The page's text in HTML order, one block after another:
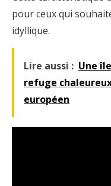
pour ceux qui
idyllique.
Lire aussi : Une
refuge
européen